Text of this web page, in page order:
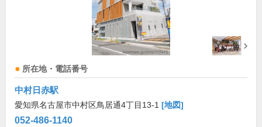
所在地・電話番号
中村日赤駅
愛知県名古屋市中村区鳥居通4丁目13-1 [地図]
052-486-1140